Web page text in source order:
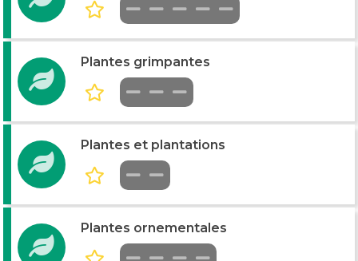
Plantes grimpantes
Plantes et plantations
Plantes ornementales